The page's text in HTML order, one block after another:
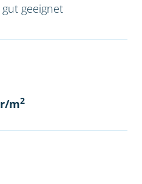
geeignet
m2